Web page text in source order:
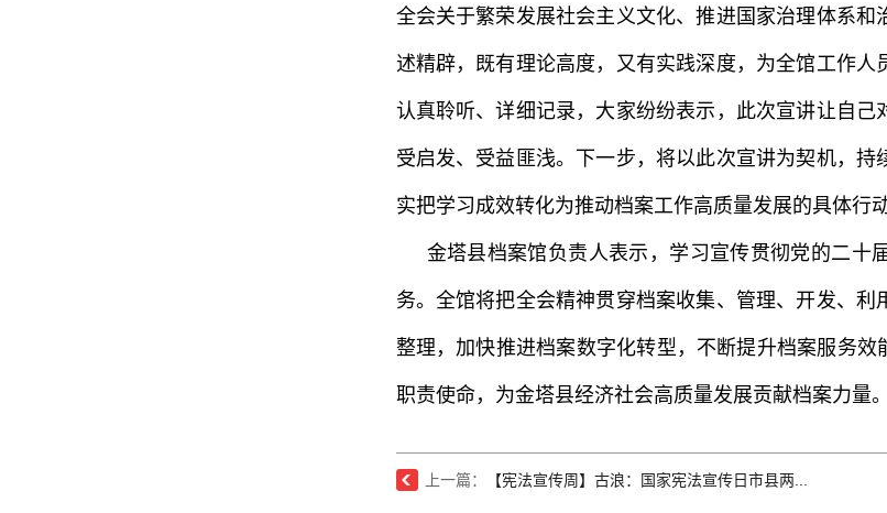
全会关于繁荣发展社会主义文化、推进国家治理体系
述精辟，既有理论高度，又有实践深度，为全馆工作人
认真聆听、详细记录，大家纷纷表示，此次宣讲让自
受启发、受益匪浅。下一步，将以此次宣讲为契机，
实把学习成效转化为推动档案工作高质量发展的具体行动
金塔县档案馆负责人表示，学习宣传贯彻党的二十
务。全馆将把全会精神贯穿档案收集、管理、开发、
整理，加快推进档案数字化转型，不断提升档案服务
职责使命，为金塔县经济社会高质量发展贡献档案力量。
上一篇： 【宪法宣传周】古浪：国家宪法宣传日市县两...